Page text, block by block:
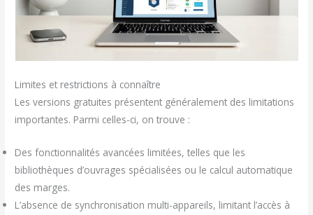
Limites et restrictions à connaître
Les versions gratuites présentent généralement des limitations
importantes. Parmi celles-ci, on trouve :
Des fonctionnalités avancées limitées, telles que les
bibliothèques d’ouvrages spécialisées ou le calcul automatique
des marges.
L’absence de synchronisation multi-appareils, limitant l’accès à